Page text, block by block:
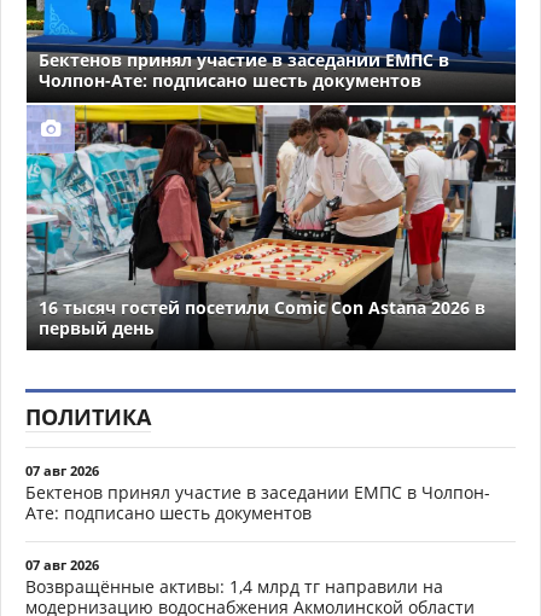
Бектенов принял участие в заседании ЕМПС в
Чолпон-Ате: подписано шесть документов
16 тысяч гостей посетили Comic Con Astana 2026 в
первый день
ПОЛИТИКА
07 авг 2026
Бектенов принял участие в заседании ЕМПС в Чолпон-
Ате: подписано шесть документов
07 авг 2026
Возвращённые активы: 1,4 млрд тг направили на
модернизацию водоснабжения Акмолинской области